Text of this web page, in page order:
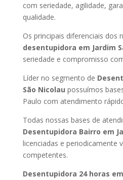
com seriedade, agilidade,
qualidade.
Os principais diferenciais dos
desentupidora em Jardim
seriedade e compromisso
Líder no segmento de
São Nicolau possuímos
Paulo com atendimento
Todas nossas bases de
Desentupidora Bairro em
licenciadas e periodicamente
competentes.
Desentupidora 24 horas